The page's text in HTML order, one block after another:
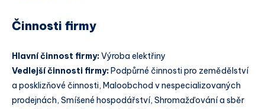
Činnosti firmy
Hlavní činnost firmy:Výroba elektřiny
Vedlejší činnosti firmy:Podpůrné činnosti pro zemědělství
a posklizňové činnosti, Maloobchod v nespecializovaných
prodejnách, Smíšené hospodářství, Shromažďování a sběr